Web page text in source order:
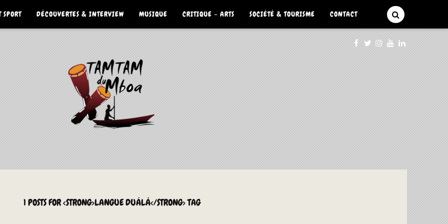
DÉCOUVERTES & INTERVIEW MUSIQUE CRITIQUE – ARTS SOCIÉTÉ & TOURISME CONTACT
1 POSTS FOR <STRONG>LANGUE DUÁLÁ</STRONG> TAG